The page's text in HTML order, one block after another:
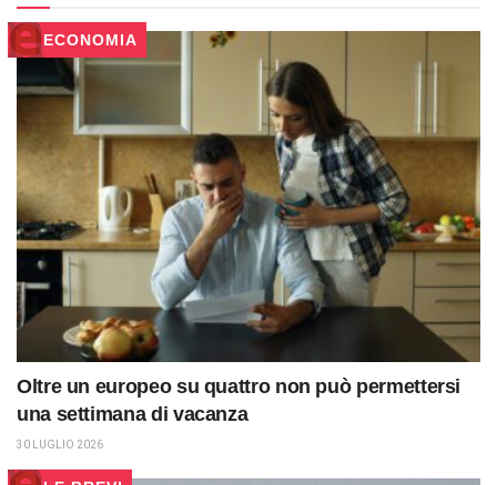
ECONOMIA
Oltre un europeo su quattro non può permettersi
una settimana di vacanza
30 LUGLIO 2026